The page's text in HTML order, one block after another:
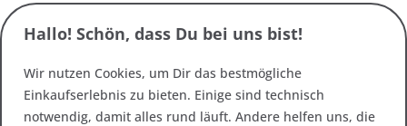
Fleece und Microfleece?
Microfleece ist eine besonders dünne, leichte
Variante – meist zwischen 100 und 200 Gramm
pro Quadratmeter. Es wärmt weniger als
Hallo! Schön, dass Du bei uns bist!
Wir nutzen Cookies, um Dir das bestmögliche
Einkaufserlebnis zu bieten. Einige sind technisch
notwendig, damit alles rund läuft. Andere helfen uns, die